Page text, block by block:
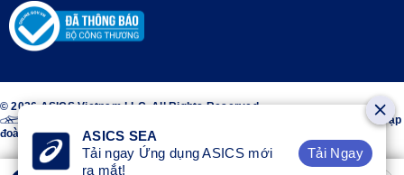
© 2026 ASICS Vietnam LLC. All Rights Reserved.
Thiết kế sọc trên hai bên giày ASICS® là nhãn hiệu đã đăng ký của Tập
đoàn ASICS.
ASICS SEA
Tải ngay Ứng dụng ASICS mới
ra mắt!
Tải Ngay